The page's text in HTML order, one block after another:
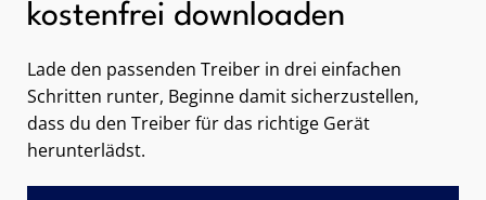
kostenfrei downloaden
Lade den passenden Treiber in drei einfachen
Schritten runter, Beginne damit sicherzustellen,
dass du den Treiber für das richtige Gerät
herunterlädst.